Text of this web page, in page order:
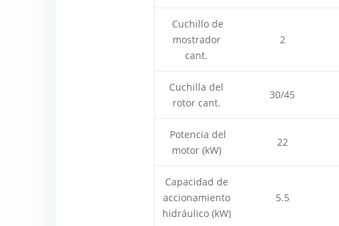
Cuchillo de
mostrador
cant.
2
Cuchilla del
rotor cant.
30/45
Potencia del
motor (kW)
22
Capacidad de
accionamiento
hidráulico (kW)
5.5